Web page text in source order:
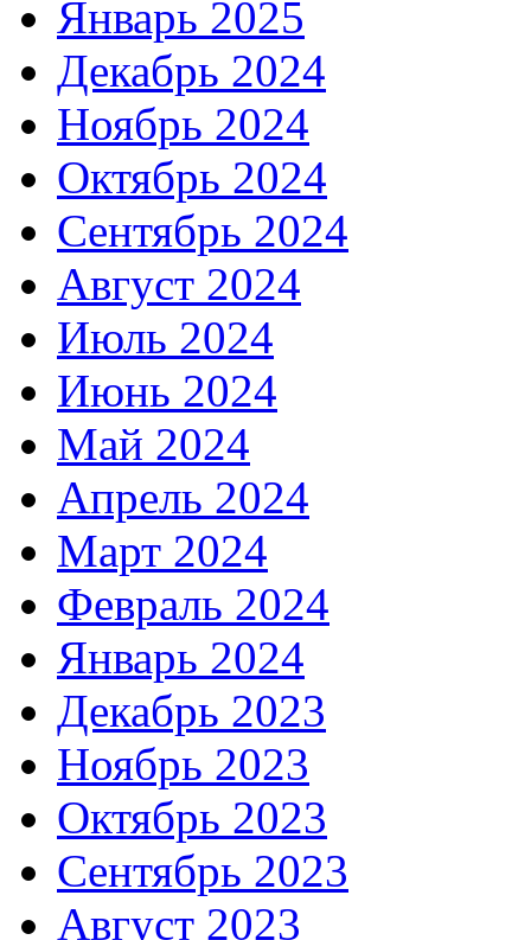
Январь 2025
Декабрь 2024
Ноябрь 2024
Октябрь 2024
Сентябрь 2024
Август 2024
Июль 2024
Июнь 2024
Май 2024
Апрель 2024
Март 2024
Февраль 2024
Январь 2024
Декабрь 2023
Ноябрь 2023
Октябрь 2023
Сентябрь 2023
Август 2023